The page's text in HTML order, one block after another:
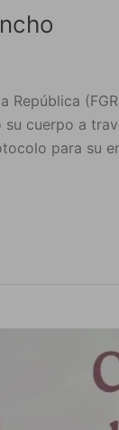
República
cuerpo a
para su